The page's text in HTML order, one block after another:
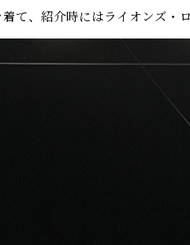
て、紹介時にはライオンズ・